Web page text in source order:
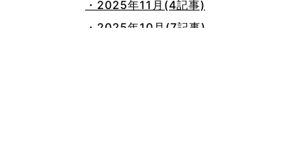
・2025年11月(4記事)
・2025年10月(7記事)